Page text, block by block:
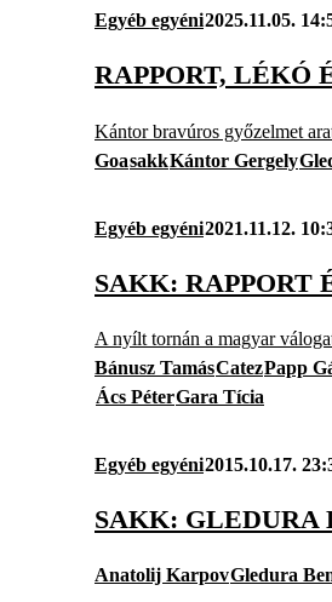
Egyéb egyéni2025.11.05.
RAPPORT, LÉKÓ
Kántor bravúros győzelmet
GoasakkKántor Gergely
Egyéb egyéni2021.11.12.
SAKK: RAPPORT
A nyílt tornán a magyar
Bánusz TamásCatezPapp
Ács PéterGara Tícia
Egyéb egyéni2015.10.17.
SAKK: GLEDURA
Anatolij KarpovGledura